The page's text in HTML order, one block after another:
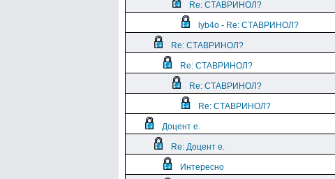
Re: СТАВРИНОЛ?
lyb4o - Re: СТАВРИНОЛ?
Re: СТАВРИНОЛ?
Re: СТАВРИНОЛ?
Re: СТАВРИНОЛ?
Re: СТАВРИНОЛ?
Доцент е.
Re: Доцент е.
Интересно